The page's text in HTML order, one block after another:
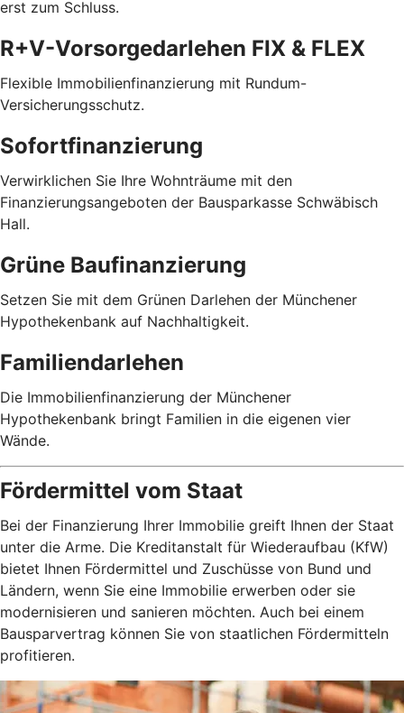
erst zum Schluss.
R+V-Vorsorgedarlehen FIX & FLEX
Flexible Immobilienfinanzierung mit Rundum-
Versicherungsschutz.
Sofortfinanzierung
Verwirklichen Sie Ihre Wohnträume mit den
Finanzierungsangeboten der Bausparkasse Schwäbisch
Hall.
Grüne Baufinanzierung
Setzen Sie mit dem Grünen Darlehen der Münchener
Hypothekenbank auf Nachhaltigkeit.
Familiendarlehen
Die Immobilienfinanzierung der Münchener
Hypothekenbank bringt Familien in die eigenen vier
Wände.
Fördermittel vom Staat
Bei der Finanzierung Ihrer Immobilie greift Ihnen der Staat
unter die Arme. Die Kreditanstalt für Wiederaufbau (KfW)
bietet Ihnen Fördermittel und Zuschüsse von Bund und
Ländern, wenn Sie eine Immobilie erwerben oder sie
modernisieren und sanieren möchten. Auch bei einem
Bausparvertrag können Sie von staatlichen Fördermitteln
profitieren.